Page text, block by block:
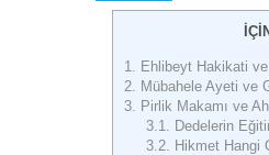
1.
Ehlibeyt Hakikati
2. Mübahele Ayeti ve
3. Pirlik Makamı ve
3.1.
Dedelerin
3.2. Hikmet Hangi